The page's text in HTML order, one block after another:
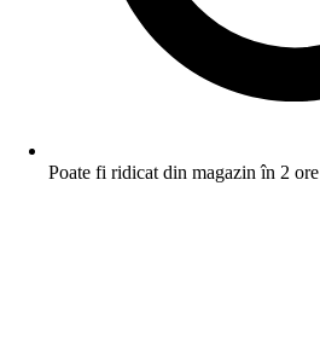
Poate fi ridicat din magazin în 2 ore